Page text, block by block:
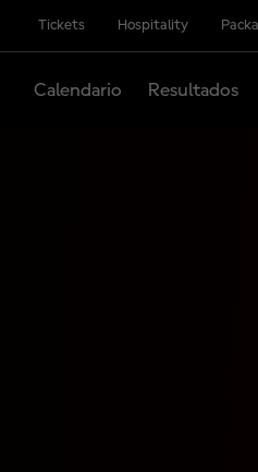
Tickets Hospitality
Calendario Resultados